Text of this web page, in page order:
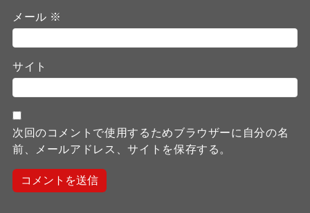
メール ※
サイト
次回のコメントで使用するためブラウザーに自分の名
前、メールアドレス、サイトを保存する。